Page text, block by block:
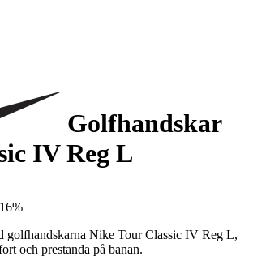
Golfhandskar
IV Reg L
golfhandskarna Nike Tour Classic IV Reg L,
och prestanda på banan.